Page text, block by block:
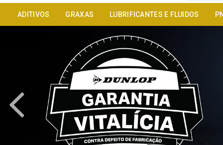
ADITIVOS GRAXAS LUBRIFICANTES E FLUIDOS